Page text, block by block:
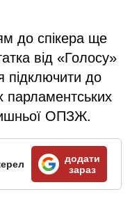
до спікера ще
від «Голосу»
підключити до
парламентських
ОПЗЖ.
додати
зараз